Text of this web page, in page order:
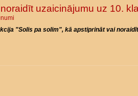
uzaicinājumu uz 10.
"Solis pa solim", kā apstiprināt vai noraidīt